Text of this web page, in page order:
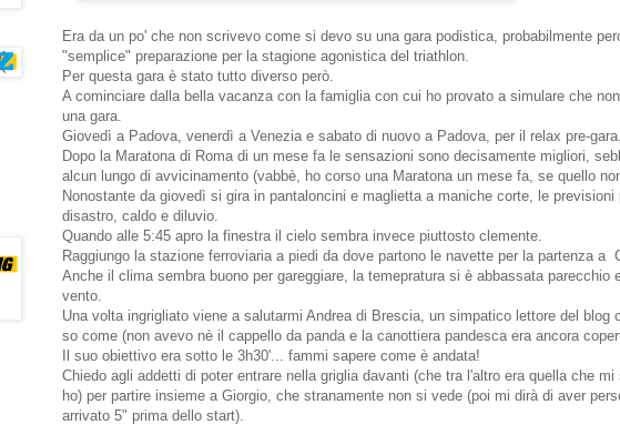
Era da un po' che non scrivevo come si devo su una gara podistica, probabilmente
"semplice" preparazione per la stagione agonistica del triathlon.
Per questa gara è stato tutto diverso però.
A cominciare dalla bella vacanza con la famiglia con cui ho provato a simulare che
una gara.
Giovedì a Padova, venerdì a Venezia e sabato di nuovo a Padova, per il relax pre-gara.
Dopo la Maratona di Roma di un mese fa le sensazioni sono decisamente migliori,
alcun lungo di avvicinamento (vabbè, ho corso una Maratona un mese fa, se quello
Nonostante da giovedì si gira in pantaloncini e maglietta a maniche corte, le
disastro, caldo e diluvio.
Quando alle 5:45 apro la finestra il cielo sembra invece piuttosto clemente.
Raggiungo la stazione ferroviaria a piedi da dove partono le navette per la partenza a
Anche il clima sembra buono per gareggiare, la temepratura si è abbassata parecchio
vento.
Una volta ingrigliato viene a salutarmi Andrea di Brescia, un simpatico lettore del blog
so come (non avevo nè il cappello da panda e la canottiera pandesca era ancora
Il suo obiettivo era sotto le 3h30'... fammi sapere come è andata!
Chiedo agli addetti di poter entrare nella griglia davanti (che tra l'altro era quella che
ho) per partire insieme a Giorgio, che stranamente non si vede (poi mi dirà di aver
arrivato 5" prima dello start).